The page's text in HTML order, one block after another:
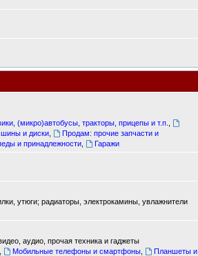
(микро)автобусы, тракторы, прицепы и т.п.
и диски
Продам: прочие запчасти и
и принадлежности Гаражи
утюги; радиаторы, электрокамины, увлажнители
аудио, прочая техника и гаджеты
Мобильные телефоны и смартфоны
Планшеты и